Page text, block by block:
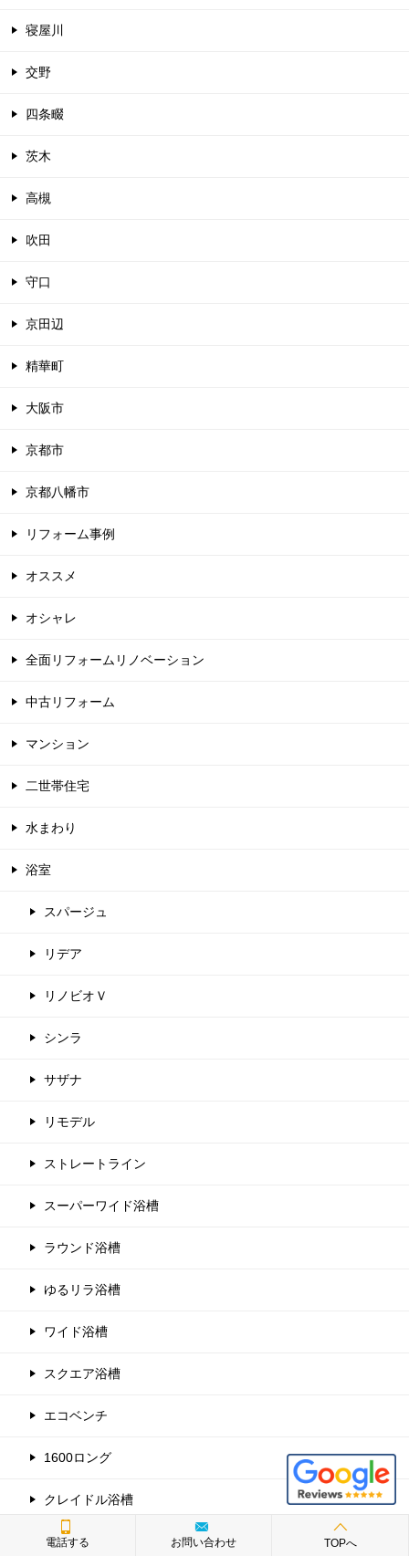
寝屋川
交野
四条畷
茨木
高槻
吹田
守口
京田辺
精華町
大阪市
京都市
京都八幡市
リフォーム事例
オススメ
オシャレ
全面リフォームリノベーション
中古リフォーム
マンション
二世帯住宅
水まわり
浴室
スパージュ
リデア
リノビオＶ
シンラ
サザナ
リモデル
ストレートライン
スーパーワイド浴槽
ラウンド浴槽
ゆるリラ浴槽
ワイド浴槽
スクエア浴槽
エコベンチ
1600ロング
クレイドル浴槽
アライズ
電話する お問い合わせ TOPへ